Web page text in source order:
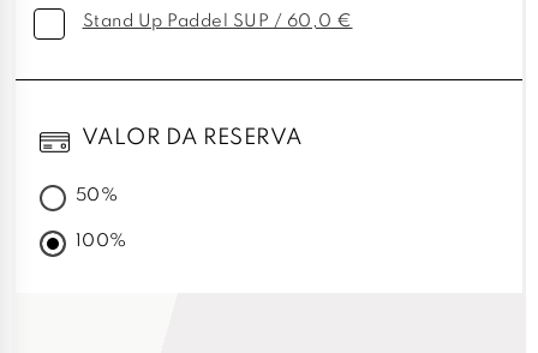
Stand Up Paddel SUP / 60,0 €
VALOR DA RESERVA
50%
100%